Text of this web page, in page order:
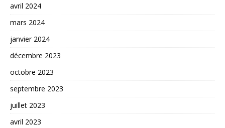
avril 2024
mars 2024
janvier 2024
décembre 2023
octobre 2023
septembre 2023
juillet 2023
avril 2023